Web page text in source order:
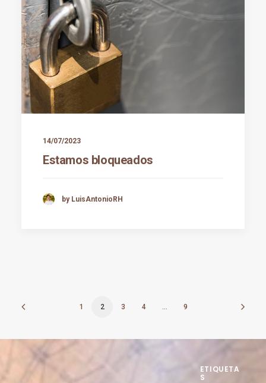
14/07/2023
Estamos bloqueados
by LuisAntonioRH
1 2 3 4 … 9
ETIQUETA
S